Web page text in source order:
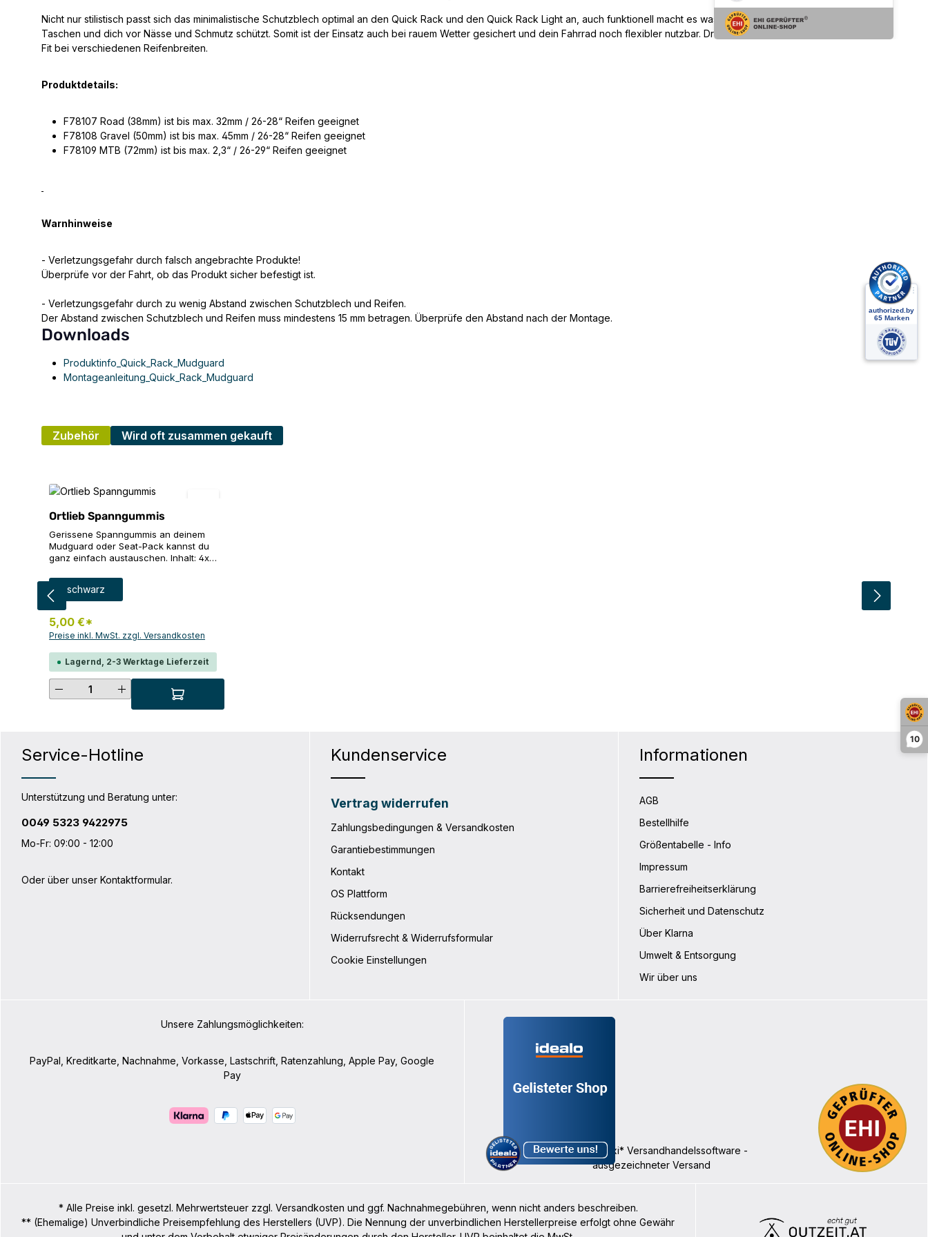
10
Nicht nur stilistisch passt sich das minimalistische Schutzblech optimal an den Quick Rack und den Quick Rack Light an, auch funktionell macht es was her, indem es dein Bike, deine
Taschen und dich vor Nässe und Schmutz schützt. Somit ist der Einsatz auch bei rauem Wetter gesichert und dein Fahrrad noch flexibler nutzbar. Drei Varianten sorgen für den idealen
Fit bei verschiedenen Reifenbreiten.
Produktdetails:
F78107 Road (38mm) ist bis max. 32mm / 26-28“ Reifen geeignet
F78108 Gravel (50mm) ist bis max. 45mm / 26-28“ Reifen geeignet
F78109 MTB (72mm) ist bis max. 2,3“ / 26-29“ Reifen geeignet
Warnhinweise
- Verletzungsgefahr durch falsch angebrachte Produkte!
Überprüfe vor der Fahrt, ob das Produkt sicher befestigt ist.
- Verletzungsgefahr durch zu wenig Abstand zwischen Schutzblech und Reifen.
Der Abstand zwischen Schutzblech und Reifen muss mindestens 15 mm betragen. Überprüfe den Abstand nach der Montage.
Downloads
Produktinfo_Quick_Rack_Mudguard
Montageanleitung_Quick_Rack_Mudguard
Zubehör Wird oft zusammen gekauft
Ortlieb Spanngummis
Gerissene Spanngummis an deinem
Mudguard oder Seat-Pack kannst du
ganz einfach austauschen. Inhalt: 4x
Farbeauswählen
schwarz
5,00 €*
Preise inkl. MwSt. zzgl. Versandkosten
Lagernd, 2-3 Werktage Lieferzeit
Produkt Anzahl: Gib den gewünschten Wert ein oder benutze die Schaltflächen um die Anzahl zu erhöhen
Service-Hotline
Unterstützung und Beratung unter:
0049 5323 9422975
Mo-Fr: 09:00 - 12:00
Oder über unser Kontaktformular.
Kundenservice
Vertrag widerrufen
Zahlungsbedingungen & Versandkosten
Garantiebestimmungen
Kontakt
OS Plattform
Rücksendungen
Widerrufsrecht & Widerrufsformular
Cookie Einstellungen
Informationen
AGB
Bestellhilfe
Größentabelle - Info
Impressum
Barrierefreiheitserklärung
Sicherheit und Datenschutz
Über Klarna
Umwelt & Entsorgung
Wir über uns
Unsere Zahlungsmöglichkeiten:
PayPal, Kreditkarte, Nachnahme, Vorkasse, Lastschrift, Ratenzahlung, Apple Pay, Google
Pay
* Alle Preise inkl. gesetzl. Mehrwertsteuer zzgl. Versandkosten und ggf. Nachnahmegebühren, wenn nicht anders beschreiben.
** (Ehemalige) Unverbindliche Preisempfehlung des Herstellers (UVP). Die Nennung der unverbindlichen Herstellerpreise erfolgt ohne Gewähr